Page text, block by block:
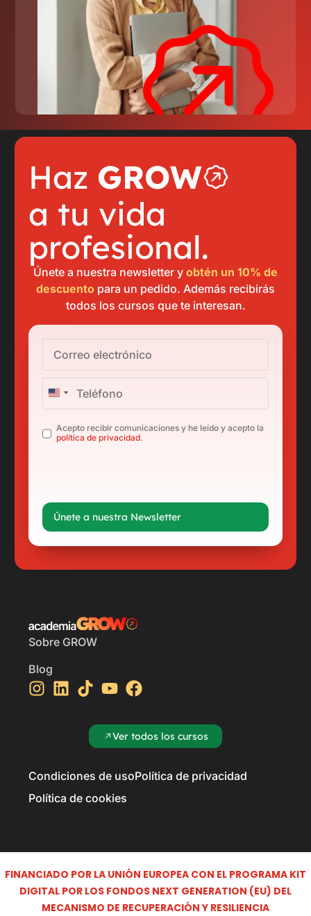
Haz GROW
a tu vida
profesional.
Únete a nuestra newsletter y obtén un 10% de
descuento para un pedido. Además recibirás
todos los cursos que te interesan.
United
States
+1
Legal*
Acepto recibir comunicaciones y he leído y acepto la
política de privacidad.
Sobre GROW
Blog
Ver todos los cursos
Condiciones de usoPolítica de privacidad
Política de cookies
FINANCIADO POR LA UNIÓN EUROPEA CON EL PROGRAMA KIT
DIGITAL POR LOS FONDOS NEXT GENERATION (EU) DEL
MECANISMO DE RECUPERACIÓN Y RESILIENCIA